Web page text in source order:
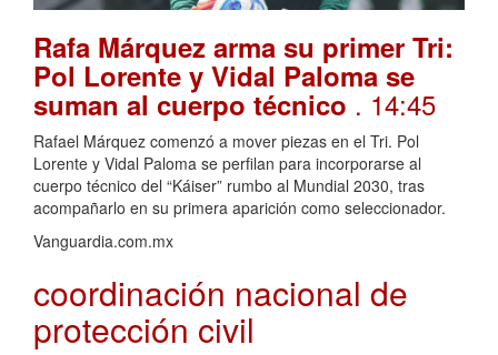
Rafa Márquez arma su primer Tri:
Pol Lorente y Vidal Paloma se
suman al cuerpo técnico . 14:45
Rafael Márquez comenzó a mover piezas en el Tri. Pol
Lorente y Vidal Paloma se perfilan para incorporarse al
cuerpo técnico del “Káiser” rumbo al Mundial 2030, tras
acompañarlo en su primera aparición como seleccionador.
Vanguardia.com.mx
coordinación nacional de
protección civil